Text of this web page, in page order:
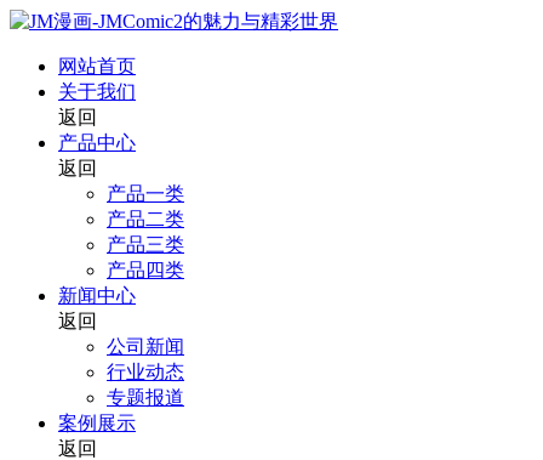
网站首页
关于我们
返回
产品中心
返回
产品一类
产品二类
产品三类
产品四类
新闻中心
返回
公司新闻
行业动态
专题报道
案例展示
返回